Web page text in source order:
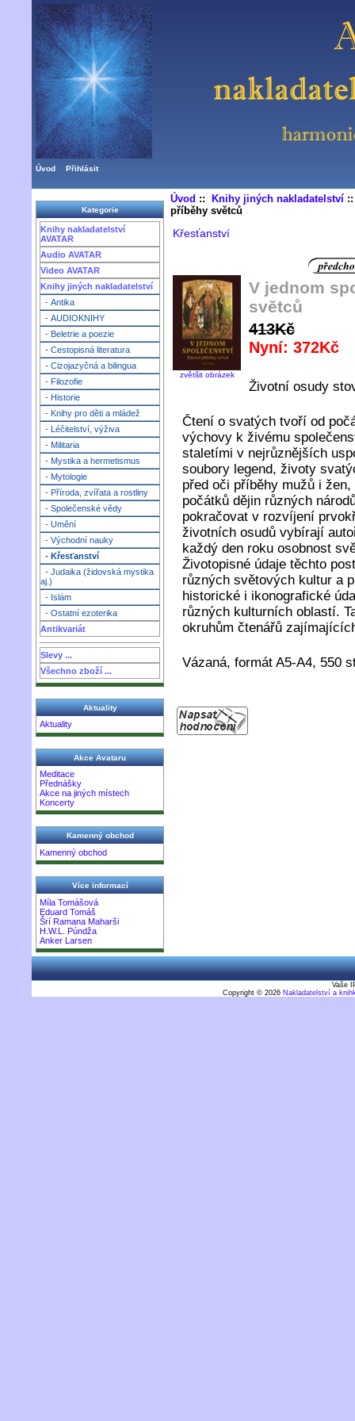
Úvod Přihlásit
Kategorie
Knihy nakladatelství
AVATAR
Audio AVATAR
Video AVATAR
Knihy jiných nakladatelství
- Antika
- AUDIOKNIHY
- Beletrie a poezie
- Cestopisná literatura
- Cizojazyčná a bilingua
- Filozofie
- Historie
- Knihy pro děti a mládež
- Léčitelství, výživa
- Militaria
- Mystika a hermetismus
- Mytologie
- Příroda, zvířata a rostliny
- Společenské vědy
- Umění
- Východní nauky
- Křesťanství
- Judaika (židovská mystika
aj.)
- Islám
- Ostatní ezoterika
Antikvariát
Slevy ...
Všechno zboží ...
Aktuality
Aktuality
Akce Avataru
Meditace
Přednášky
Akce na jiných místech
Koncerty
Kamenný obchod
Kamenný obchod
Více informací
Míla Tomášová
Eduard Tomáš
Šrí Ramana Maharši
H.W.L. Púndža
Anker Larsen
Úvod :: Knihy jiných nakladatelství
příběhy světců
Křesťanství
zvětšit obrázek
V jednom
světců
413Kč
Nyní: 372Kč
Životní osudy
Čtení o svatých tvoří od
výchovy k živému
staletími v nejrůznějších
soubory legend, životy
před oči příběhy mužů i
počátků dějin různých
pokračovat v rozvíjení
životních osudů vybírají
každý den roku osobnost
Životopisné údaje těchto
různých světových kultur a
historické i ikonografické
různých kulturních oblastí.
okruhům čtenářů
Vázaná, formát A5-A4, 550
Vaše
Copyright © 2026 Nakladatelství a